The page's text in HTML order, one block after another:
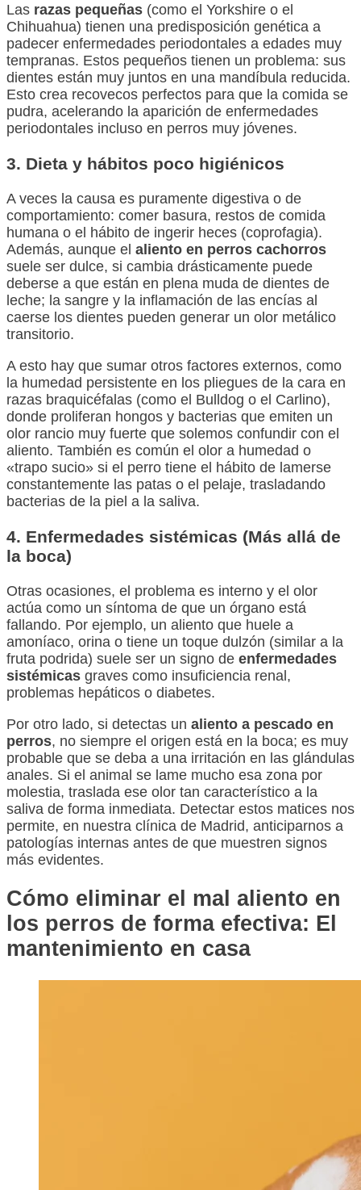
Las razas pequeñas (como el Yorkshire o el
Chihuahua) tienen una predisposición genética a
padecer enfermedades periodontales a edades muy
tempranas. Estos pequeños tienen un problema: sus
dientes están muy juntos en una mandíbula reducida.
Esto crea recovecos perfectos para que la comida se
pudra, acelerando la aparición de enfermedades
periodontales incluso en perros muy jóvenes.
3. Dieta y hábitos poco higiénicos
A veces la causa es puramente digestiva o de
comportamiento: comer basura, restos de comida
humana o el hábito de ingerir heces (coprofagia).
Además, aunque el aliento en perros cachorros
suele ser dulce, si cambia drásticamente puede
deberse a que están en plena muda de dientes de
leche; la sangre y la inflamación de las encías al
caerse los dientes pueden generar un olor metálico
transitorio.
A esto hay que sumar otros factores externos, como
la humedad persistente en los pliegues de la cara en
razas braquicéfalas (como el Bulldog o el Carlino),
donde proliferan hongos y bacterias que emiten un
olor rancio muy fuerte que solemos confundir con el
aliento. También es común el olor a humedad o
«trapo sucio» si el perro tiene el hábito de lamerse
constantemente las patas o el pelaje, trasladando
bacterias de la piel a la saliva.
4. Enfermedades sistémicas (Más allá de
la boca)
Otras ocasiones, el problema es interno y el olor
actúa como un síntoma de que un órgano está
fallando. Por ejemplo, un aliento que huele a
amoníaco, orina o tiene un toque dulzón (similar a la
fruta podrida) suele ser un signo de enfermedades
sistémicas graves como insuficiencia renal,
problemas hepáticos o diabetes.
Por otro lado, si detectas un aliento a pescado en
perros, no siempre el origen está en la boca; es muy
probable que se deba a una irritación en las glándulas
anales. Si el animal se lame mucho esa zona por
molestia, traslada ese olor tan característico a la
saliva de forma inmediata. Detectar estos matices nos
permite, en nuestra clínica de Madrid, anticiparnos a
patologías internas antes de que muestren signos
más evidentes.
Cómo eliminar el mal aliento en
los perros de forma efectiva: El
mantenimiento en casa